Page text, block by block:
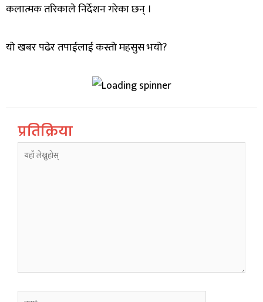
कलात्मक तरिकाले निर्देशन गरेका छन् ।
यो खबर पढेर तपाईलाई कस्तो महसुस भयो?
प्रतिक्रिया